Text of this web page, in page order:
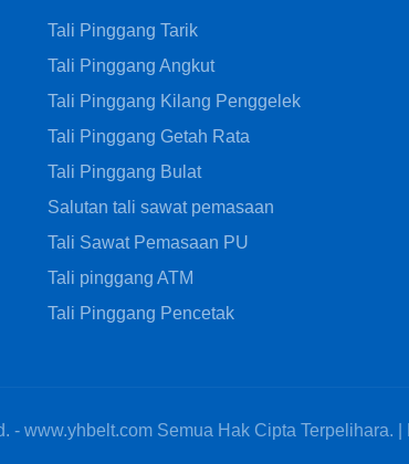
Tali Pinggang Tarik
Tali Pinggang Angkut
Tali Pinggang Kilang Penggelek
Tali Pinggang Getah Rata
Tali Pinggang Bulat
Salutan tali sawat pemasaan
Tali Sawat Pemasaan PU
Tali pinggang ATM
Tali Pinggang Pencetak
www.yhbelt.com Semua Hak Cipta Terpelihara. |